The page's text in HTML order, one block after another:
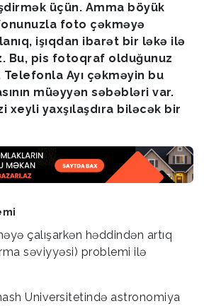
üçün. Amma böyük
foto çəkməyə
işıqdan ibarət bir ləkə ilə
Bu, pis fotoqraf olduğunuz
Telefonla Ayı çəkməyin bu
müəyyən səbəbləri var.
xeyli yaxşılaşdıra biləcək bir
çalışarkən həddindən artıq
səviyyəsi) problemi ilə
Universitetində astronomiya